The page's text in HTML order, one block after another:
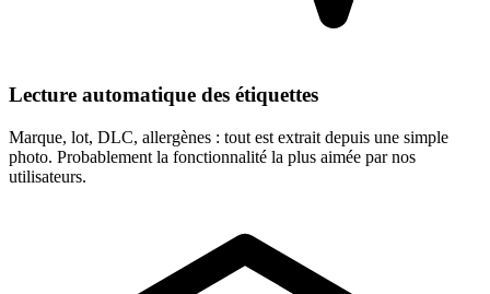
Lecture automatique des étiquettes
Marque, lot, DLC, allergènes : tout est extrait depuis une simple
photo. Probablement la fonctionnalité la plus aimée par nos
utilisateurs.